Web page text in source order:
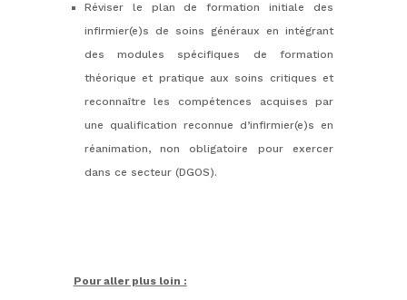
Réviser le plan de formation initiale des
infirmier(e)s de soins généraux en intégrant
des modules spécifiques de formation
théorique et pratique aux soins critiques et
reconnaître les compétences acquises par
une qualification reconnue d’infirmier(e)s en
réanimation, non obligatoire pour exercer
dans ce secteur (DGOS).
Pour aller plus loin :